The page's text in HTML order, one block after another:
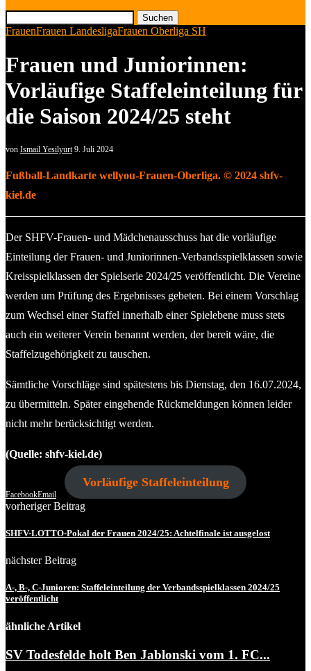
Suchen
FrauenFrauen LandesligaFrauen Oberliga SH
Frauen und Juniorinnen:
Vorläufige Staffeleinteilung für
die Saison 2024/25 steht
von Ismail Yesilyurt 9. Juli 2024
Fußball-Landkarte wellyou-Frauen-Oberliga. © 2024 shfv-
kiel.de
Der SHFV-Frauen- und Mädchenausschuss hat die vorläufige
Einteilung der Frauen- und Juniorinnen-Verbandsspielklassen sowie
Kreisspielklassen der Spielserie 2024/25 veröffentlicht. Die Vereine
werden um Prüfung des Ergebnisses gebeten. Bei einem Vorschlag
zum Wechsel einer Staffel innerhalb einer Spielebene muss stets
auch ein weiterer Verein benannt werden, der bereit wäre, die
Staffelzugehörigkeit zu tauschen.
Sämtliche Vorschläge sind spätestens bis Dienstag, den 16.07.2024,
zu übermitteln. Später eingehende Rückmeldungen können leider
nicht mehr berücksichtigt werden.
(Quelle: shfv-kiel.de)
Vorläufige Staffeleinteilung
FacebookEmail
vorheriger Beitrag
SHFV-LOTTO-Pokal der Frauen 2024/25: Achtelfinale ist ausgelost
nächster Beitrag
A-, B-, C-Junioren: Staffeleinteilung der Verbandsspielklassen 2024/25
veröffentlicht
ähnliche Artikel
SV Todesfelde holt Ben Jablonski vom 1. FC...